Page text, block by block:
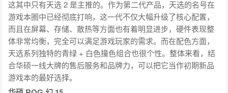
这其中只有天选 2 是主推的。作为第二代产品，天选的名号在
游戏本圈中已经彻底打响，这一代不仅大幅升级了核心配置，
而且在屏幕、存储、散热等方面也有着明显进步，硬件表现整
体非常均衡，完全可以满足游戏玩家的需求。而在配色方面，
天选系列独特的青绿 + 白色撞色组合也很个性。整体来看，结
合华硕一线大牌的售后服务和品牌力，可以把它当作初期新品
游戏本的最好选择。